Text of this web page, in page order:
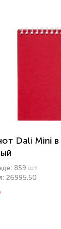
Dali Mini в
859 шт
26995.50